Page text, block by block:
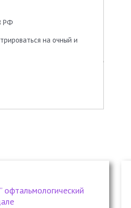
РФ
на очный и
офтальмологический